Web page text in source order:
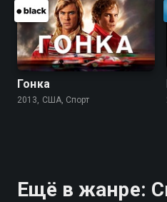
Гонка
2013, США, Спорт
Ещё в жанре: